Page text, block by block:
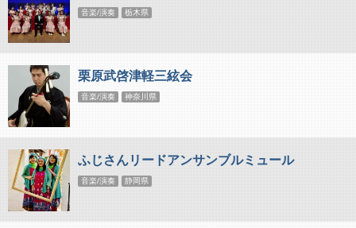
音楽/演奏 栃木県
栗原武啓津軽三絃会
音楽/演奏 神奈川県
ふじさんリードアンサンブルミュール
音楽/演奏 静岡県